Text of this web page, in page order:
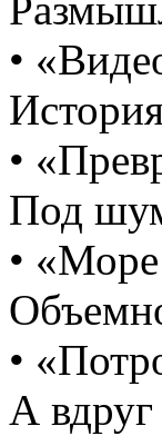
•
•
Под
•
•
А